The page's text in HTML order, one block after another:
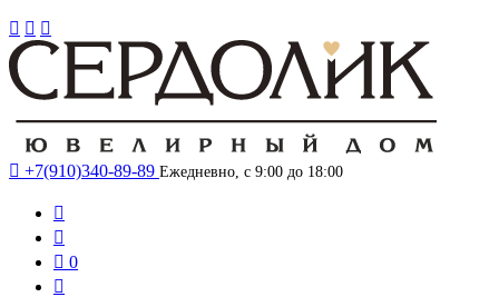
  
 +7(910)340-89-89 Ежедневно, с 9:00 до 18:00


 0
